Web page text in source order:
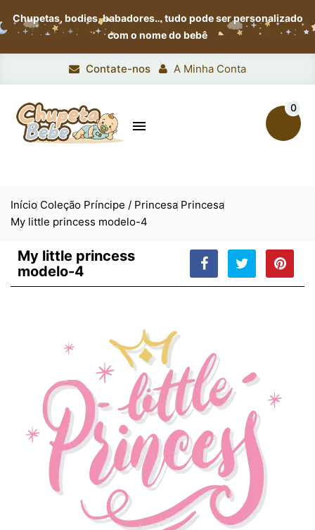
Chupetas, bodies, babadores…tudo pode ser personalizado
com o nome do bebê
Contate-nos A Minha Conta

0
Início Coleção Príncipe / Princesa Princesa
My little princess modelo-4
My little princess
modelo-4